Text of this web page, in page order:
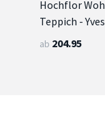
Hochflor
Teppich -
ab 204.95